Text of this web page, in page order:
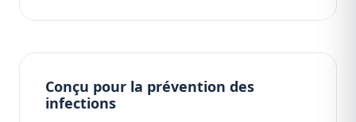
Conçu pour la prévention des
infections